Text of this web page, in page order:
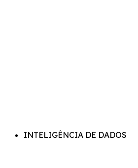
INTELIGÊNCIA DE DADOS